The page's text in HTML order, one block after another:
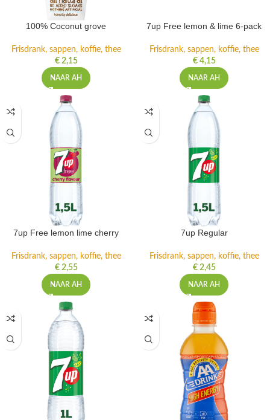
100% Coconut grove
Frisdrank, sappen, koffie, thee
€2,15
NAAR AH
7up Free lemon & lime 6-pack
Frisdrank, sappen, koffie, thee
€4,15
NAAR AH
7up Free lemon lime cherry
Frisdrank, sappen, koffie, thee
€2,55
NAAR AH
7up Regular
Frisdrank, sappen, koffie, thee
€2,45
NAAR AH